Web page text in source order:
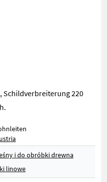
Schildverbreiterung 220
i do obróbki drewna
linowe